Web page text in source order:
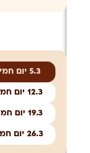
5.3 יום חמישי
12.3 יום חמישי
19.3 יום חמישי
26.3 יום חמישי